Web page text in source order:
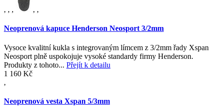
, , , , ,
Neoprenová kapuce Henderson Neosport 3/2mm
Vysoce kvalitní kukla s integrovaným límcem z 3/2mm řady Xspan
Neosport plně uspokojuje vysoké standardy firmy Henderson.
Produkty z tohoto... Přejít k detailu
1 160 Kč
,
Neoprenová vesta Xspan 5/3mm